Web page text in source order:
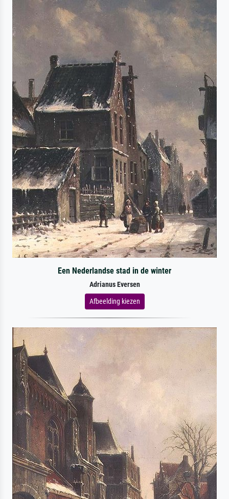
Een Nederlandse stad in de winter
Adrianus Eversen
Afbeelding kiezen